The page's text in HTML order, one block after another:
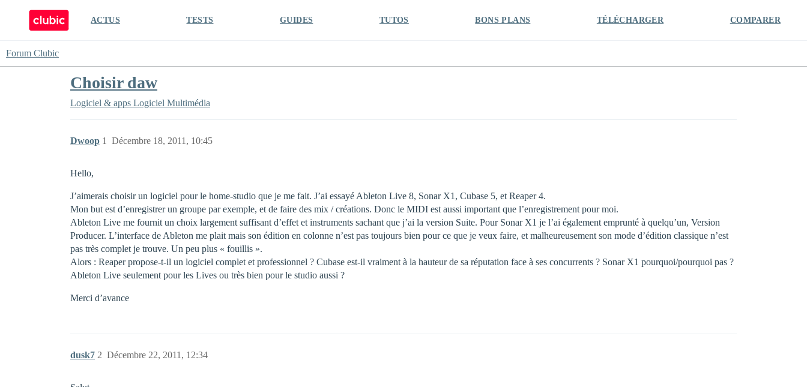
ACTUS TESTS GUIDES TUTOS BONS PLANS TÉLÉCHARGER COMPARER
Forum Clubic
Choisir daw
Logiciel & apps Logiciel Multimédia
Dwoop Décembre 18, 2011, 10:45
1
Hello,
J’aimerais choisir un logiciel pour le home-studio que je me fait. J’ai essayé Ableton Live 8, Sonar X1, Cubase 5, et Reaper 4.
Mon but est d’enregistrer un groupe par exemple, et de faire des mix / créations. Donc le MIDI est aussi important que l’enregistrement pour moi.
Ableton Live me fournit un choix largement suffisant d’effet et instruments sachant que j’ai la version Suite. Pour Sonar X1 je l’ai également emprunté à quelqu’un, Version
Producer. L’interface de Ableton me plait mais son édition en colonne n’est pas toujours bien pour ce que je veux faire, et malheureusement son mode d’édition classique n’est
pas très complet je trouve. Un peu plus « fouillis ».
Alors : Reaper propose-t-il un logiciel complet et professionnel ? Cubase est-il vraiment à la hauteur de sa réputation face à ses concurrents ? Sonar X1 pourquoi/pourquoi pas ?
Ableton Live seulement pour les Lives ou très bien pour le studio aussi ?
Merci d’avance
dusk7 Décembre 22, 2011, 12:34
2